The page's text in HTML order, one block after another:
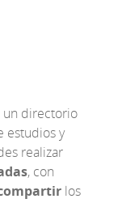
un directorio
estudios y
realizar
, con
los